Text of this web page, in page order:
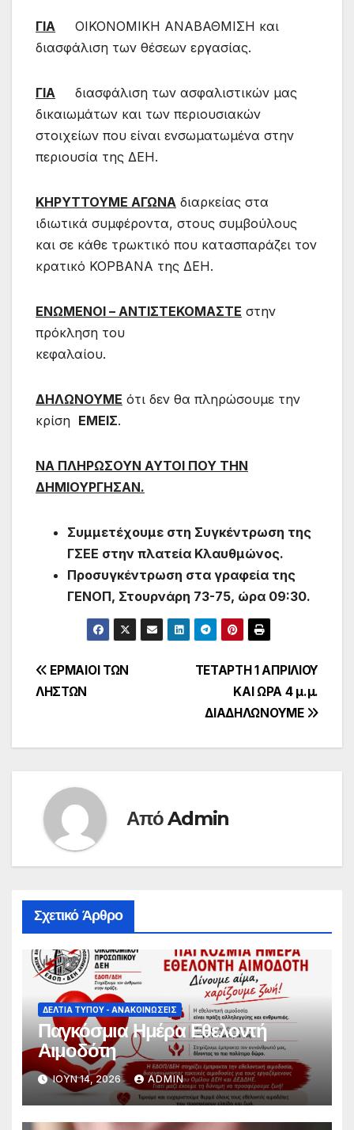
ΓΙΑ ΟΙΚΟΝΟΜΙΚΗ ΑΝΑΒΑΘΜΙΣΗ και
διασφάλιση των θέσεων εργασίας.
ΓΙΑ διασφάλιση των ασφαλιστικών μας
δικαιωμάτων και των περιουσιακών
στοιχείων που είναι ενσωματωμένα στην
περιουσία της ΔΕΗ.
ΚΗΡΥΤΤΟΥΜΕ ΑΓΩΝΑ διαρκείας στα
ιδιωτικά συμφέροντα, στους συμβούλους
και σε κάθε τρωκτικό που κατασπαράζει τον
κρατικό ΚΟΡΒΑΝΑ της ΔΕΗ.
ΕΝΩΜΕΝΟΙ – ΑΝΤΙΣΤΕΚΟΜΑΣΤΕ στην
πρόκληση του
κεφαλαίου.
ΔΗΛΩΝΟΥΜΕ ότι δεν θα πληρώσουμε την
κρίση ΕΜΕΙΣ.
ΝΑ ΠΛΗΡΩΣΟΥΝ ΑΥΤΟΙ ΠΟΥ ΤΗΝ
ΔΗΜΙΟΥΡΓΗΣΑΝ.
Συμμετέχουμε στη Συγκέντρωση της
ΓΣΕΕ στην πλατεία Κλαυθμώνος.
Προσυγκέντρωση στα γραφεία της
ΓΕΝΟΠ, Στουρνάρη 73-75, ώρα 09:30.
Πλοήγηση
ΤΕΤΑΡΤΗ 1 ΑΠΡΙΛΙΟΥ
ΚΑΙ ΩΡΑ 4 μ.μ.
ΔΙΑΔΗΛΩΝΟΥΜΕ
ΕΡΜΑΙΟΙ ΤΩΝ
ΛΗΣΤΩΝ
ΑπόAdmin
Σχετικό Άρθρο
ΔΕΛΤΊΑ ΤΎΠΟΥ - ΑΝΑΚΟΙΝΏΣΕΙΣ
Παγκόσμια Ημέρα Εθελοντή
Αιμοδότη
ΙΟΎΝ 14, 2026 ADMIN